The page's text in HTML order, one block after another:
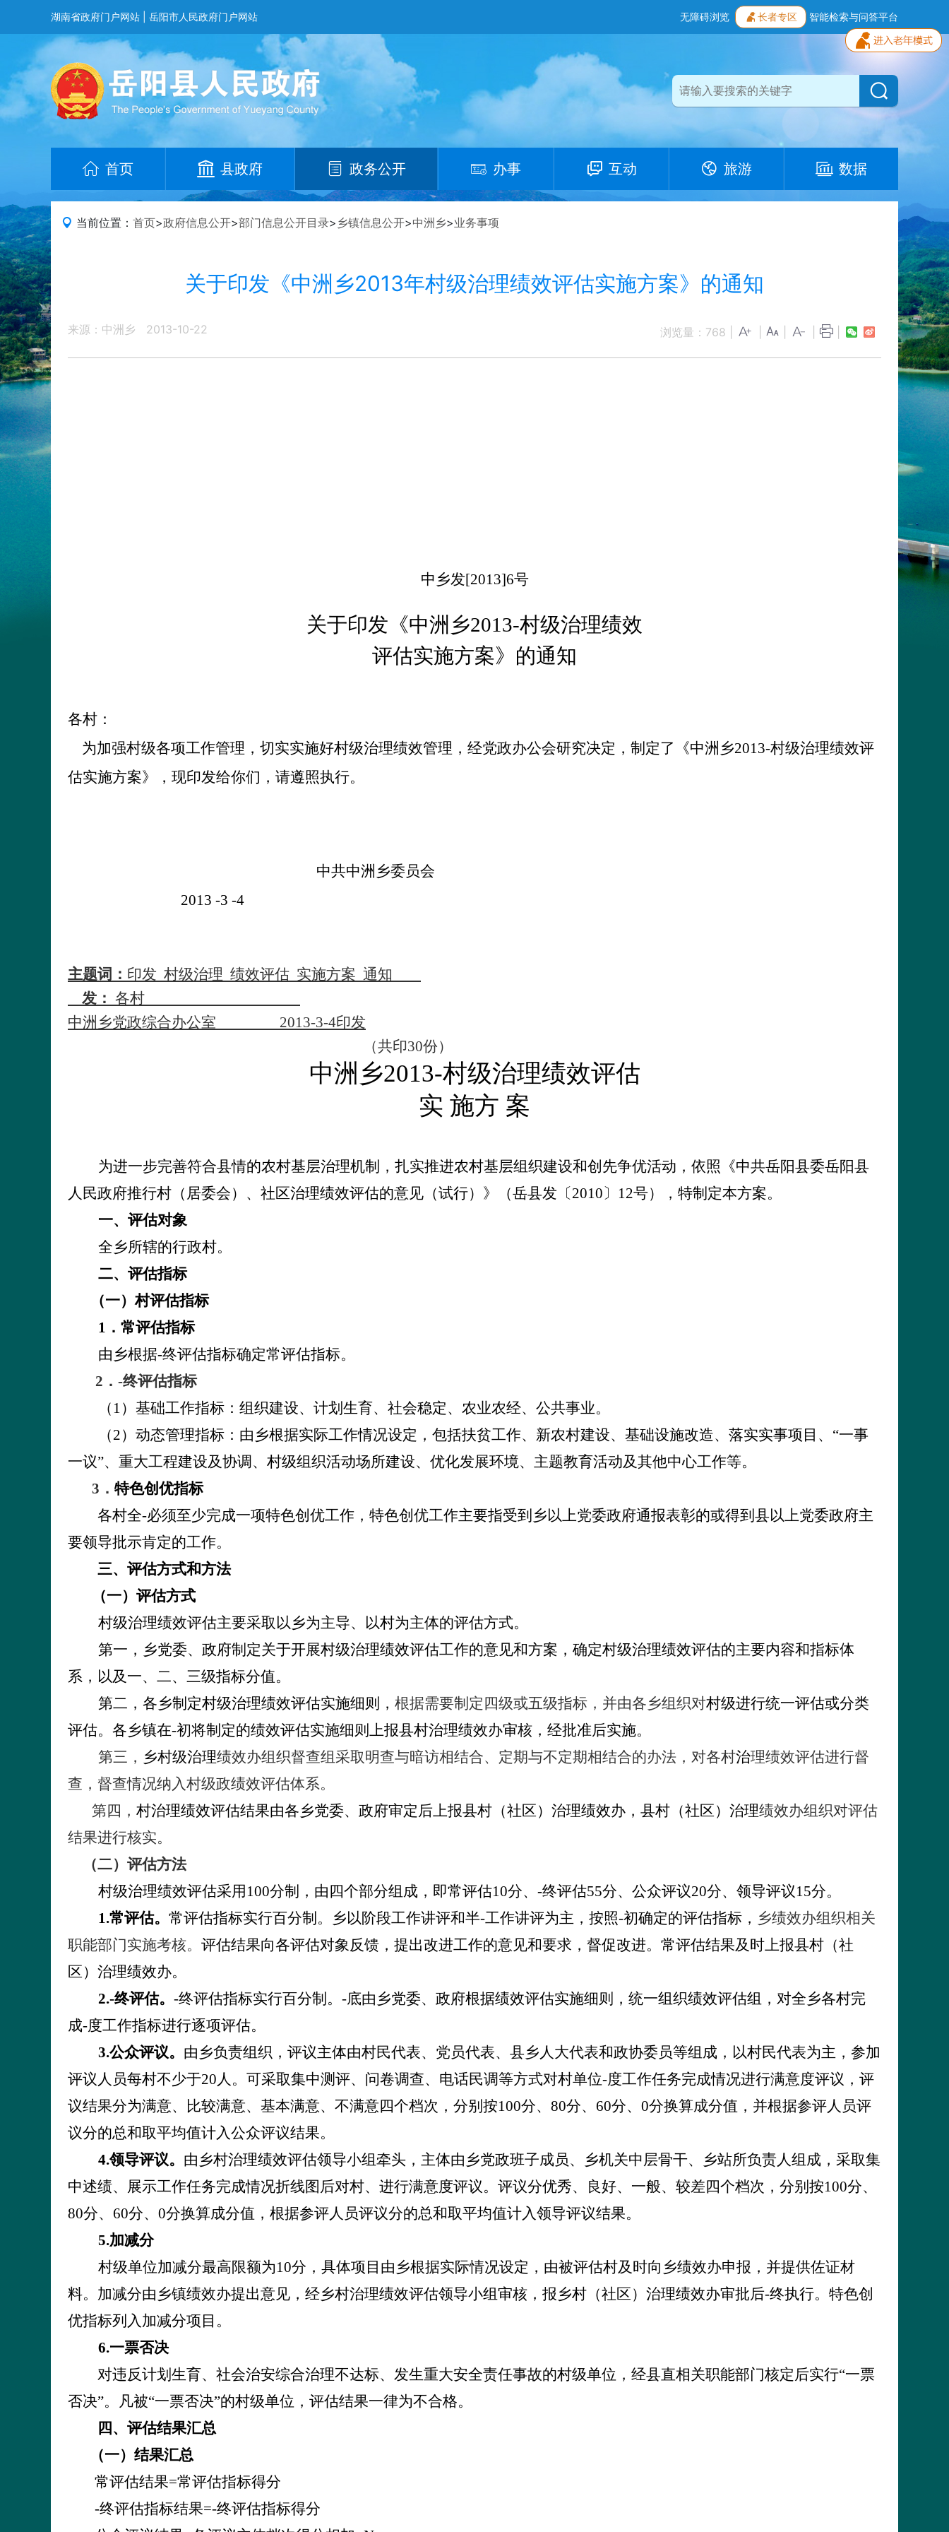
湖南省政府门户网站 岳阳市人民政府门户网站 无障碍浏览 长者专区 智能检索与问答平台
首页 县政府 政务公开 办事 互动 旅游 数据
当前位置： 首页>政府信息公开>部门信息公开目录> 乡镇信息公开>中洲乡>业务事项
关于印发《中洲乡2013年村级治理绩效评估实施方案》的通知
来源：中洲乡 2013-10-22 浏览量： 768
中乡发[2013]6号
关于印发《中洲乡2013-村级治理绩效
评估实施方案》的通知
各村：
为加强村级各项工作管理，切实实施好村级治理绩效管理，经党政办公会研究决定，制定了《中洲乡2013-村级治理绩效评
估实施方案》，现印发给你们，请遵照执行。
中共中洲乡委员会
2013 -3 -4
主题词： 印发 村级治理 绩效评估 实施方案 通知
发： 各村
中洲乡党政综合办公室
2013-3-4印发
（共印30份）
中洲乡2013-村级治理绩效评估
实 施方 案
为进一步完善符合县情的农村基层治理机制，扎实推进农村基层组织建设和创先争优活动，依照《中共岳阳县委岳阳县
人民政府推行村（居委会）、社区治理绩效评估的意见（试行）》（岳县发〔2010〕 12号），特制定本方案。
一、评估对象
全乡所辖的行政村。
二、评估指标
（一）村评估指标
1 ．常评估指标
由乡根据-终评估指标确定常评估指标。
2 ．-终评估指标
（ 1 ）基础工作指标：组织建设、计划生育、社会稳定、农业农经、公共事业。
（2）动态管理指标：由乡根据实际工作情况设定，包括扶贫工作、新农村建设、基础设施改造、落实实事项目、“一事
一议”、重大工程建设及协调、村级组织活动场所建设、优化发展环境、主题教育活动及其他中心工作等。
3 ．特色创优指标
各村全-必须至少完成一项特色创优工作，特色创优工作主要指受到乡以上党委政府通报表彰的或得到县以上党委政府主
要领导批示肯定的工作。
三、评估方式和方法
（一）评估方式
村级治理绩效评估主要采取以乡为主导、以村为主体的评估方式。
第一，乡党委、政府制定关于开展村级治理绩效评估工作的意见和方案，确定村级治理绩效评估的主要内容和指标体
系，以及一、二、三级指标分值。
第二，各乡制定村级治理绩效评估实施细则， 根据需要制定四级或五级指标，并由各乡组织对村级进行统一评估或分类
评估。各乡镇在-初将制定的绩效评估实施细则上报县村治理绩效办审核，经批准后实施。
第三， 乡村级治理绩效办组织督查组采取明查与暗访相结合、定期与不定期相结合的办法，对各村治理绩效评估进行督
查，督查情况纳入村级政绩效评估体系。
第四，村治理绩效评估结果由各乡党委、政府审定后上报县村（社区）治理绩效办，县村（社区）治理绩效办组织对评估
结果进行核实。
（二）评估方法
村级治理绩效评估采用 100分制，由四个部分组成，即常评估10分、-终评估55分、公众评议20分、领导评议15分。
1.常评估。 常评估指标实行百分制。 乡以阶段工作讲评和半-工作讲评为主，按照-初确定的评估指标， 乡绩效办组织相关
职能部门实施考核。 评估结果向各评估对象反馈，提出改进工作的意见和要求，督促改进。常评估结果及时上报县村（社
区）治理绩效办。
2.-终评估。 -终评估指标实行百分制。-底由乡党委、政府根据绩效评估实施细则，统一组织绩效评估组，对全乡各村完
成-度工作指标进行逐项评估。
3.公众评议。 由乡负责组织， 评议主体由村民代表、党员代表、县乡人大代表和政协委员等组成，以村民代表为主，参加
评议人员每村不少于20 人。可采取集中测评、问卷调查、电话民调等方式对村单位-度工作任务完成情况进行满意度评议，评
议结果分为满意、比较满意、基本满意、不满意四个档次，分别按100分、 80分、 60分、 0分换算成分值，并根据参评人员评
议分的总和取平均值计入公众评议结果。
4.领导评议。 由乡村治理绩效评估领导小组牵头，主体由乡党政班子成员、乡机关中层骨干、乡站所负责人组成，采取集
中述绩、展示工作任务完成情况折线图后对村、进行满意度评议。评议分优秀、良好、一般、较差四个档次，分别按100分、
80分、 60分、 0分换算成分值，根据参评人员评议分的总和取平均值计入领导评议结果。
5.加减分
村级单位加减分最高限额为10分，具体项目由乡根据实际情况设定，由被评估村及时向乡绩效办申报，并提供佐证材
料。加减分由乡镇绩效办提出意见，经乡村治理绩效评估领导小组审核，报乡村（社区）治理绩效办审批后-终执行。特色创
优指标列入加减分项目。
6.一票否决
对违反计划生育、社会治安综合治理不达标、发生重大安全责任事故的村级单位，经县直相关职能部门核定后实行“一票
否决”。凡被“一票否决”的村级单位，评估结果一律为不合格。
四、评估结果汇总
（一）结果汇总
常评估结果=常评估指标得分
-终评估指标结果=-终评估指标得分